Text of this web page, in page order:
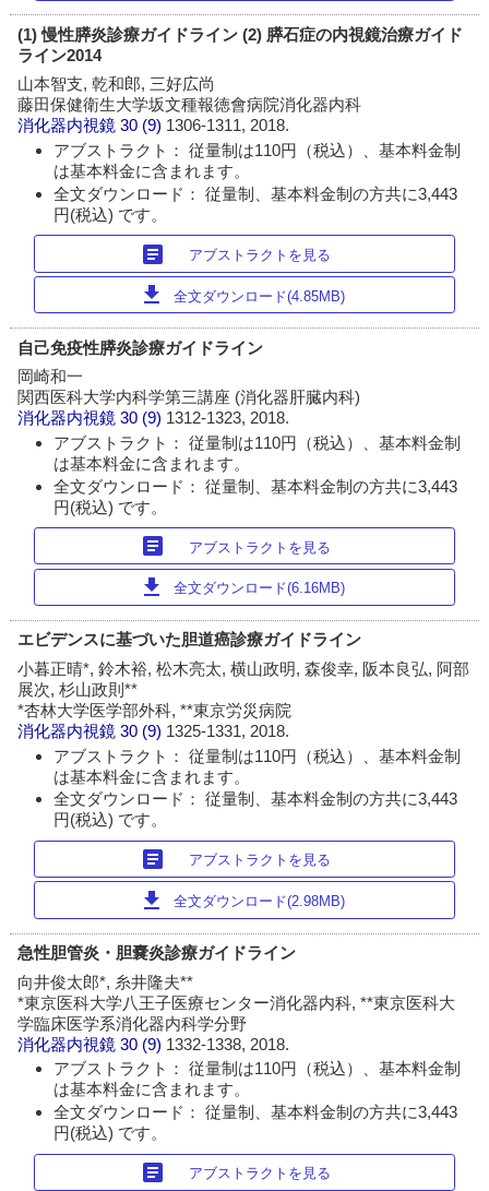
(1) 慢性膵炎診療ガイドライン (2) 膵石症の内視鏡治療ガイド
ライン2014
山本智支, 乾和郎, 三好広尚
藤田保健衛生大学坂文種報徳會病院消化器内科
消化器内視鏡 30 (9) 1306-1311, 2018.
アブストラクト： 従量制は110円（税込）、基本料金制
は基本料金に含まれます。
全文ダウンロード： 従量制、基本料金制の方共に3,443
円(税込) です。
article アブストラクトを見る
download 全文ダウンロード(4.85MB)
自己免疫性膵炎診療ガイドライン
岡崎和一
関西医科大学内科学第三講座 (消化器肝臓内科)
消化器内視鏡 30 (9) 1312-1323, 2018.
アブストラクト： 従量制は110円（税込）、基本料金制
は基本料金に含まれます。
全文ダウンロード： 従量制、基本料金制の方共に3,443
円(税込) です。
article アブストラクトを見る
download 全文ダウンロード(6.16MB)
エビデンスに基づいた胆道癌診療ガイドライン
小暮正晴*, 鈴木裕, 松木亮太, 横山政明, 森俊幸, 阪本良弘, 阿部
展次, 杉山政則**
*杏林大学医学部外科, **東京労災病院
消化器内視鏡 30 (9) 1325-1331, 2018.
アブストラクト： 従量制は110円（税込）、基本料金制
は基本料金に含まれます。
全文ダウンロード： 従量制、基本料金制の方共に3,443
円(税込) です。
article アブストラクトを見る
download 全文ダウンロード(2.98MB)
急性胆管炎・胆嚢炎診療ガイドライン
向井俊太郎*, 糸井隆夫**
*東京医科大学八王子医療センター消化器内科, **東京医科大
学臨床医学系消化器内科学分野
消化器内視鏡 30 (9) 1332-1338, 2018.
アブストラクト： 従量制は110円（税込）、基本料金制
は基本料金に含まれます。
全文ダウンロード： 従量制、基本料金制の方共に3,443
円(税込) です。
article アブストラクトを見る